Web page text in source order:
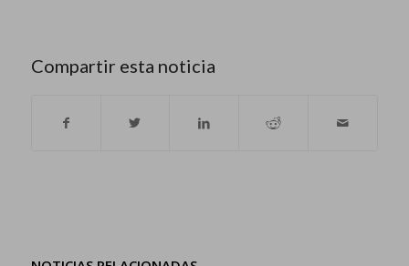
Compartir esta noticia